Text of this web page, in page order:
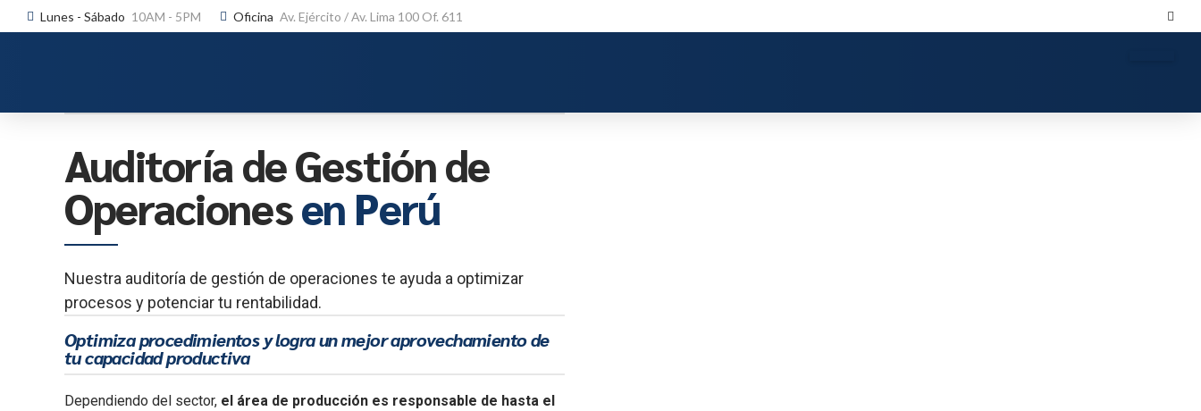
Lunes - Sábado 10AM - 5PM Oficina Av. Ejército / Av. Lima 100 Of. 611
Auditoría de Gestión de
Operacionesen Perú
Nuestra auditoría de gestión de operaciones te ayuda a optimizar
procesos y potenciar tu rentabilidad.
Optimiza procedimientos y logra un mejor aprovechamiento de
tu capacidad productiva
Dependiendo del sector, el área de producción es responsable de hasta el